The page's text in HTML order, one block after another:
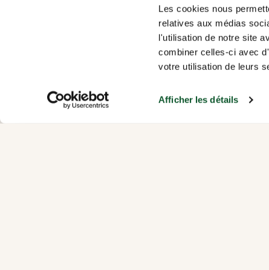
Les cookies nous
relatives aux médias
l'utilisation de notre site
combiner celles-ci avec
votre utilisation de leurs
Afficher les détails
LEUR ANNÉE
ENCOURAGER
RECONNAÎTRE
CHAQUE